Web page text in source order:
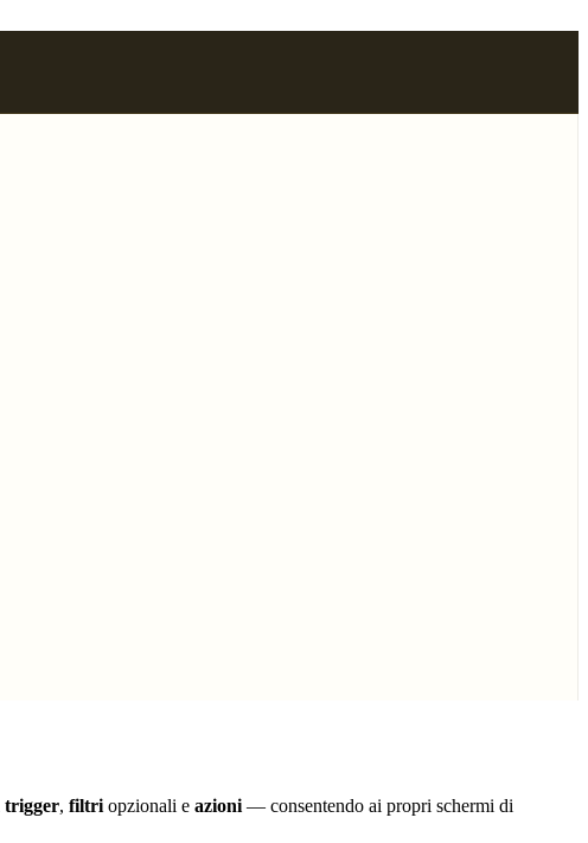
trigger, filtri opzionali e azioni — consentendo ai propri schermi di